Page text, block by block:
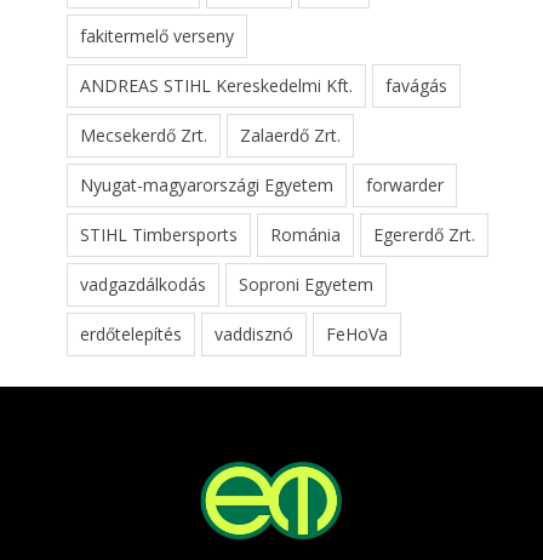
fakitermelő verseny
ANDREAS STIHL Kereskedelmi Kft. favágás
Mecsekerdő Zrt. Zalaerdő Zrt.
Nyugat-magyarországi Egyetem forwarder
STIHL Timbersports Románia Egererdő Zrt.
vadgazdálkodás Soproni Egyetem
erdőtelepítés vaddisznó FeHoVa